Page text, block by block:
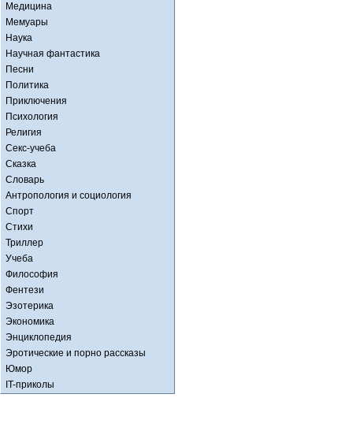
Медицина
Мемуары
Наука
Научная фантастика
Песни
Политика
Приключения
Психология
Религия
Секс-учеба
Сказка
Словарь
Антропология и социология
Спорт
Стихи
Триллер
Учеба
Философия
Фентези
Эзотерика
Экономика
Энциклопедия
Эротические и порно рассказы
Юмор
IT-приколы